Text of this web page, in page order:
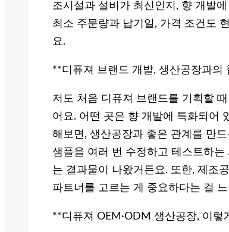
조시설과 설비가 최신인지, 향 개발
최소 주문량과 납기일, 가격 조건도
요.
**디퓨져 브랜드 개발, 생산공장과의
저도 처음 디퓨져 브랜드를 기획할
어요. 어떤 곳은 향 개발에 특화되어
해보면, 생산공장과 좋은 관계를 만
샘플을 여러 번 수정하고 테스트하
는 결과물이 나왔거든요. 또한, 제조
파트너를 고르는 게 중요하다는 걸
**디퓨져 OEM·ODM 생산공장, 이렇